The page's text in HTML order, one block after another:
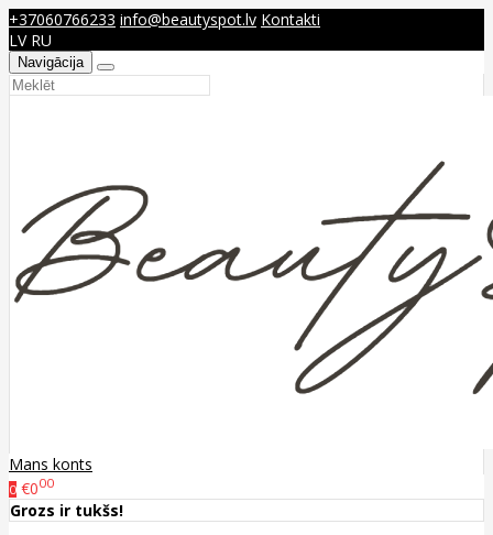
+37060766233 info@beautyspot.lv Kontakti
LV RU
Navigācija
Mans konts
0 €000
Grozs ir tukšs!